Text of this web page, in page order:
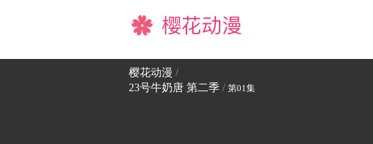
樱花动漫
樱花动漫 /
23号牛奶唐 第二季 / 第01集